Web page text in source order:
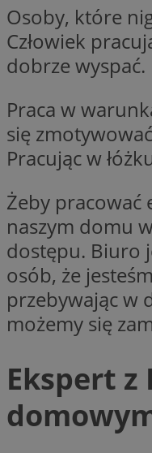
Osoby, które
Człowiek
dobrze
Praca w
się
Pracując w
Żeby pracować
naszym domu
dostępu. Biuro
osób, że
przebywając w
możemy się
Ekspert